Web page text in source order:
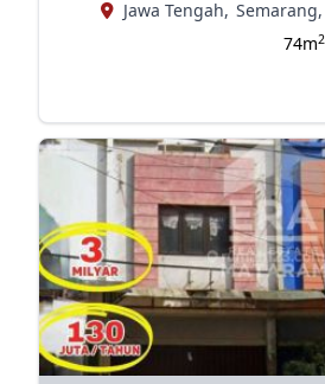
Jawa Tengah, Semarang,
74m2